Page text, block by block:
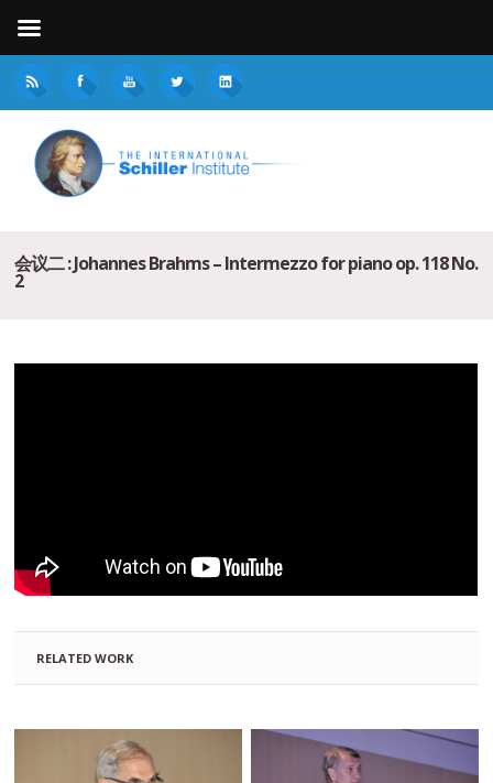
会议二 : Johannes Brahms – Intermezzo for piano op. 118 No.
2
RELATED WORK